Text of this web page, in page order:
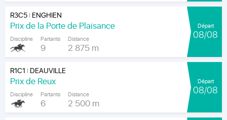
R3C5| ENGHIEN
Prix de la Porte de Plaisance
Discipline Partants
9
Distance
2 875 m
Départ
08/08
R1C1 | DEAUVILLE
Prix de Reux
Discipline Partants
6
Distance
2 500 m
Départ
08/08